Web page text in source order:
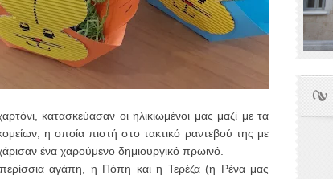
κατασκεύασαν οι ηλικιωμένοι μας μαζί με τα
η οποία πιστή στο τακτικό ραντεβού της με
ένα χαρούμενο δημιουργικό πρωινό.
αγάπη, η Πόπη και η Τερέζα (η Ρένα μας